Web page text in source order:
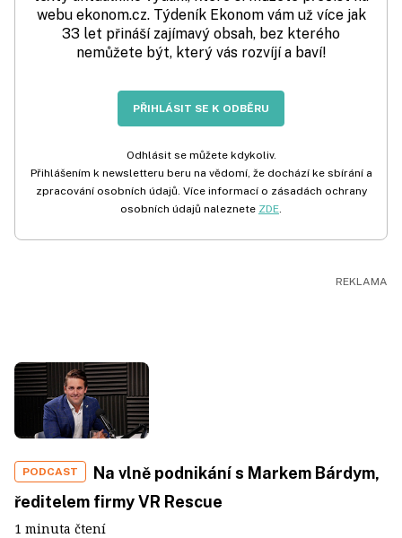
webu ekonom.cz. Týdeník Ekonom vám už více jak
33 let přináší zajímavý obsah, bez kterého
nemůžete být, který vás rozvíjí a baví!
PŘIHLÁSIT SE K ODBĚRU
Odhlásit se můžete kdykoliv.
Přihlášením k newsletteru beru na vědomí, že dochází ke sbírání a
zpracování osobních údajů. Více informací o zásadách ochrany
osobních údajů naleznete ZDE.
PODCAST
Na vlně podnikání s Markem Bárdym,
ředitelem firmy VR Rescue
1 minuta čtení